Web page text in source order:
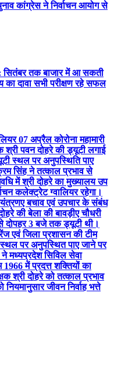
कांग्रेस ने निर्वाचन आयोग से
सितंबर तक बाजार में आ सकती
का दावा सभी परीक्षण रहे सफल
07 अप्रैल कोरोना महामारी
श्री पवन दोहरे की ड्यूटी लगाई
स्थल पर अनुपस्थिति पाए
सिंह ने तत्काल प्रभाव से
में श्री दोहरे का मुख्यालय उप
कलेक्ट्रेट ग्वालियर रहेगा।
बचाव एवं उपचार के संबंध
की बेला की बावड़ीए चौधरी
दोपहर 3 बजे तक ड्यूटी थी।
एवं जिला प्रशासन की टीम
स्थल पर अनुपस्थित पाए जाने पर
मध्यप्रदेश सिविल सेवा
1966 में प्रदत्त शक्तियों का
श्री दोहरे को तत्काल प्रभाव
जीवन निर्वाह भत्ते